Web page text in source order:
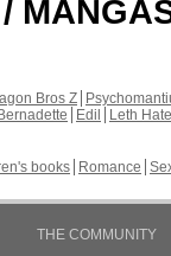
Bros Z
Edil
Leth Hate
books Romance
THE COMMUNITY